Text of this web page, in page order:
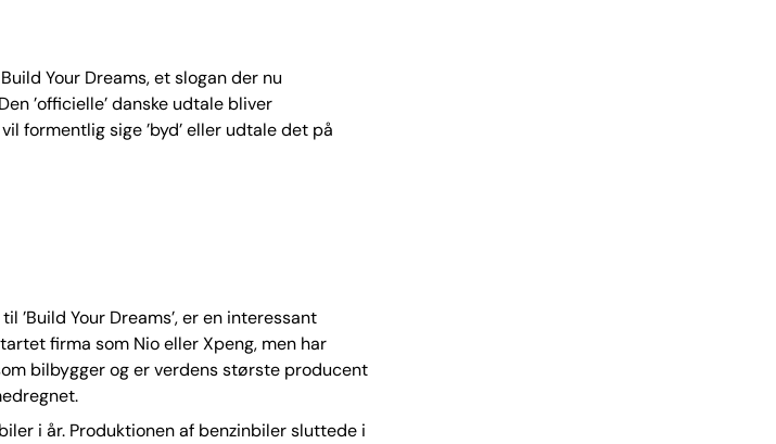
Your Dreams, et slogan der nu
’officielle’ danske udtale bliver
formentlig sige ’byd’ eller udtale det på
Your Dreams’, er en interessant
firma som Nio eller Xpeng, men har
bilbygger og er verdens største producent
i år. Produktionen af benzinbiler sluttede i